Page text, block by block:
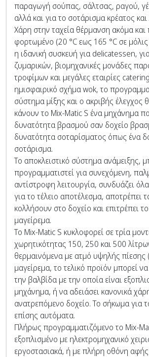
παραγωγή σούπας, σάλτσας, ραγού,
αλλά και για το σοτάρισμα κρέατος
Χάρη στην ταχεία θέρμανση ακόμα
φορτωμένο (20 °C εως 165 °C σε μόλις
η ιδανική συσκευή για delicatessen,
ζυμαρικών, βιομηχανικές μονάδες
τροφίμων και μεγάλες εταιρίες
ημισφαιρικό σχήμα wok, το
σύστημα μίξης και ο ακριβής έλεγχος
κάνουν το Mix-Matic S ένα μηχάνημα
δυνατότητα βρασμού σαν δοχείο
δυνατότητα σοταρίσματος όπως ένα
σοτάρισμα.
Το αποκλειστικό σύστημα ανάμειξης,
προγραμματιστεί για συνεχόμενη,
αντίστροφη λειτουργία, συνδυάζει
για το τέλειο αποτέλεσμα, αποτρέπει
κολλήσουν στο δοχείο και επιτρέπει
μαγείρεμα.
Το Mix-Matic S κυκλοφορεί σε τρία
χωρητικότητας 150, 250 και 500
θερμαινόμενα με ατμό υψηλής πίεσης
μαγείρεμα, το τελικό προϊόν μπορεί
την βαλβίδα με την οποία είναι
μηχάνημα, ή να αδειάσει κανονικά
ανατρεπόμενο δοχείο. Το σήκωμα για
επίσης αυτόματα.
Πλήρως προγραμματιζόμενο το Mix-
εξοπλισμένο με ηλεκτρομηχανικό
εργοστασιακά, ή με πλήρη οθόνη αφής